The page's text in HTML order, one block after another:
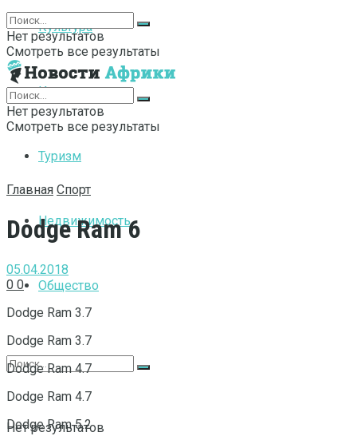
Культура
Интернет
Туризм
Недвижимость
Общество
Нет результатов
Нет результатов
Смотреть все результаты
Нет результатов
Смотреть все результаты
Главная Спорт
Dodge Ram 6
05.04.2018
0 0
Dodge Ram 3.7
Dodge Ram 3.7
Dodge Ram 4.7
Dodge Ram 4.7
Dodge Ram 5.2